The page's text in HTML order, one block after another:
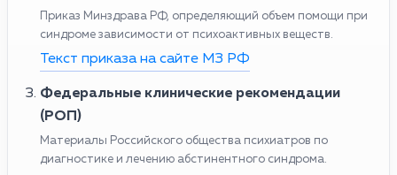
Приказ Минздрава РФ, определяющий объем помощи при
синдроме зависимости от психоактивных веществ.
Текст приказа на сайте МЗ РФ
Федеральные клинические рекомендации
(РОП)
Материалы Российского общества психиатров по
диагностике и лечению абстинентного синдрома.